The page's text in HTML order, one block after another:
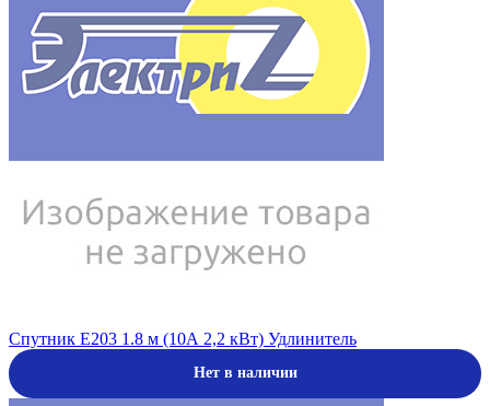
Спутник E203 1.8 м (10А 2,2 кВт) Удлинитель
Нет в наличии